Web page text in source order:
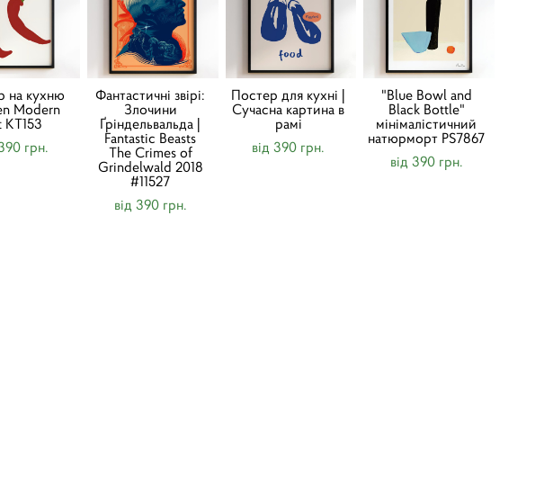
на кухню
Modern
грн.
Фантастичні звірі:
Злочини
Ґріндельвальда |
Fantastic Beasts
The Crimes of
Grindelwald 2018
#11527
від 390 грн.
Постер для кухні |
Cучасна картина в
рамі
від 390 грн.
"Blue Bowl and
Black Bottle"
мінімалістичний
натюрморт PS7867
від 390 грн.